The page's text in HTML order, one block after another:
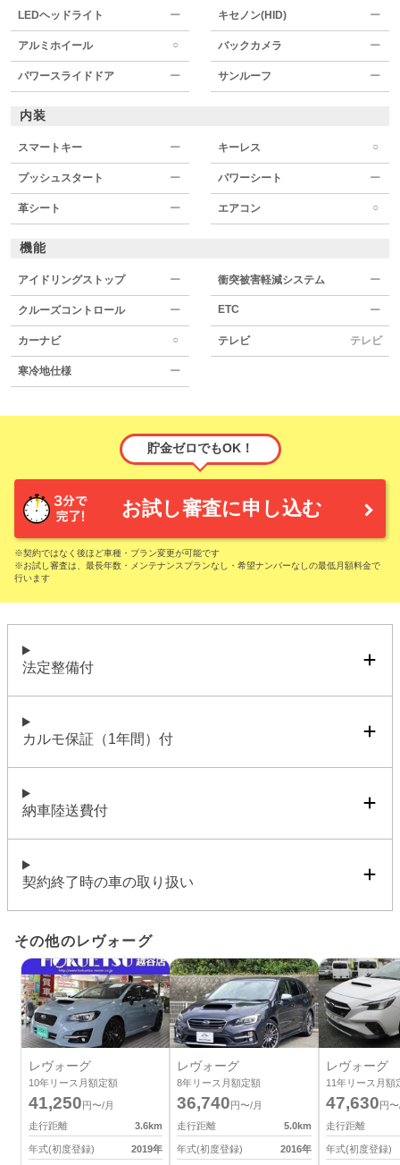
LEDヘッドライト ー キセノン(HID) ー
アルミホイール ○ バックカメラ ー
パワースライドドア ー サンルーフ ー
内装
スマートキー ー キーレス ○
プッシュスタート ー パワーシート ー
革シート ー エアコン ○
機能
アイドリングストップ ー 衝突被害軽減システム ー
クルーズコントロール ー ETC ー
カーナビ ○ テレビ テレビ
寒冷地仕様 ー
貯金ゼロでもOK！
お試し審査に申し込む
※契約ではなく後ほど車種・プラン変更が可能です
※お試し審査は、最長年数・メンテナンスプランなし・希望ナンバーなしの最低月額料金で
行います
法定整備付
カルモ保証（1年間）付
納車陸送費付
契約終了時の車の取り扱い
その他のレヴォーグ
レヴォーグ
10年リース月額定額
41,250円〜/月
走行距離
3.6km
年式(初度登録) 2019年
レヴォーグ
8年リース月額定額
36,740円〜/月
走行距離
5.0km
年式(初度登録) 2016年
レヴォーグ
11年リース月額
47,630円
走行距離
年式(初度登録)